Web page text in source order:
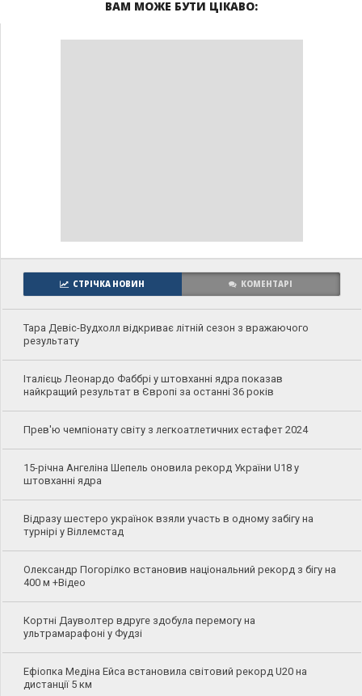
ВАМ МОЖЕ БУТИ ЦІКАВО:
СТРІЧКА НОВИН КОМЕНТАРІ
Тара Девіс-Вудхолл відкриває літній сезон з вражаючого
результату
Італієць Леонардо Фаббрі у штовханні ядра показав
найкращий результат в Європі за останні 36 років
Прев'ю чемпіонату світу з легкоатлетичних естафет 2024
15-річна Ангеліна Шепель оновила рекорд України U18 у
штовханні ядра
Відразу шестеро українок взяли участь в одному забігу на
турнірі у Віллемстад
Олександр Погорілко встановив національний рекорд з бігу на
400 м +Відео
Кортні Дауволтер вдруге здобула перемогу на
ультрамарафоні у Фудзі
Ефіопка Медіна Ейса встановила світовий рекорд U20 на
дистанції 5 км